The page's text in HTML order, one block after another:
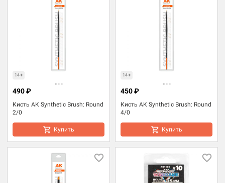
14+
Кисть AK Synthetic Brush: Round
2/0
490 ₽
Купить
14+
Кисть AK Synthetic Brush: Round
4/0
450 ₽
Купить